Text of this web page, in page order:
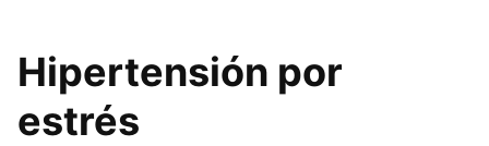
Hipertensión por
estrés